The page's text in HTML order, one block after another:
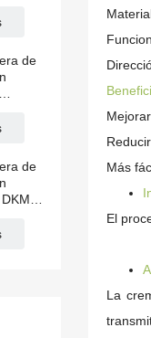
Más
El
La
de
la
de
de